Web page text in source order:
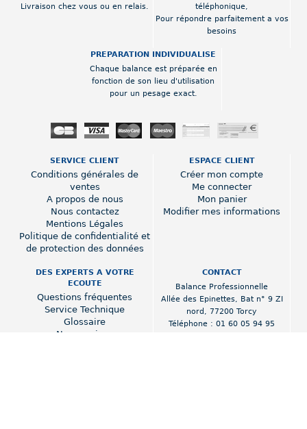
Livraison chez vous ou en relais.
téléphonique,
Pour répondre parfaitement a vos
besoins
PREPARATION INDIVIDUALISE
Chaque balance est préparée en
fonction de son lieu d'utilisation
pour un pesage exact.
SERVICE CLIENT
Conditions générales de
ventes
A propos de nous
Nous contactez
Mentions Légales
Politique de confidentialité et
de protection des données
ESPACE CLIENT
Créer mon compte
Me connecter
Mon panier
Modifier mes informations
DES EXPERTS A VOTRE
ECOUTE
Questions fréquentes
Service Technique
Glossaire
Nos services
CONTACT
Balance Professionnelle
Allée des Epinettes, Bat n° 9 ZI
nord , 77200 Torcy
Téléphone : 01 60 05 94 95